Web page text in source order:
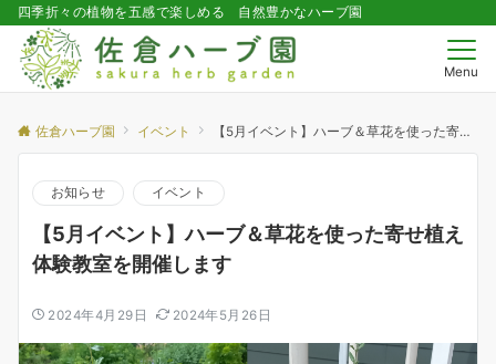
四季折々の植物を五感で楽しめる 自然豊かなハーブ園
Menu
佐倉ハーブ園 イベント 【5月イベント】ハーブ＆草花を使った寄せ植え体験教室を開催します
お知らせ イベント
【5月イベント】ハーブ＆草花を使った寄せ植え
体験教室を開催します
2024年4月29日 2024年5月26日